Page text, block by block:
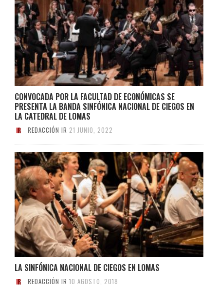
CONVOCADA POR LA FACULTAD DE ECONÓMICAS SE
PRESENTA LA BANDA SINFÓNICA NACIONAL DE CIEGOS EN
LA CATEDRAL DE LOMAS
REDACCIÓN IR 21 JUNIO, 2022
LA SINFÓNICA NACIONAL DE CIEGOS EN LOMAS
REDACCIÓN IR 10 AGOSTO, 2018